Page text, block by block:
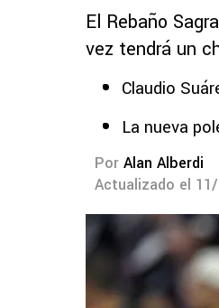
El Rebaño
vez tendrá un
Claudio
La nueva
Por Alan Alberdi
Actualizado el